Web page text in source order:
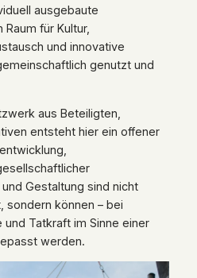
ausgebaute
für Kultur,
und innovative
genutzt und
aus Beteiligten,
entsteht hier ein offener
Gestaltung sind nicht
können – bei
Tatkraft im Sinne einer
werden.